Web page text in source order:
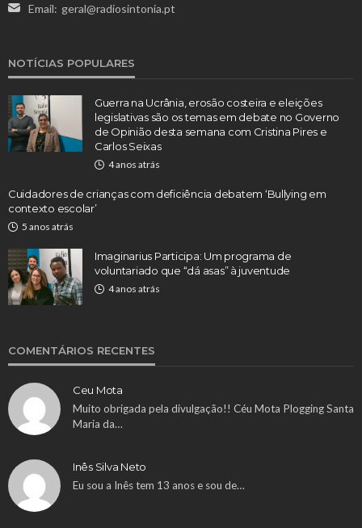
Email: geral@radiosintonia.pt
NOTÍCIAS POPULARES
Guerra na Ucrânia, erosão costeira e eleições
legislativas são os temas em debate no Governo
de Opinião desta semana com Cristina Pires e
Carlos Seixas
4 anos atrás
Cuidadores de crianças com deficiência debatem ‘Bullying em
contexto escolar’
5 anos atrás
Imaginarius Participa: Um programa de
voluntariado que “dá asas” à juventude
4 anos atrás
COMENTÁRIOS RECENTES
Ceu Mota
Muito obrigada pela divulgação!! Céu Mota Plogging Santa
Maria da…
Inês Silva Neto
Eu sou a Inês tem 13 anos e sou de…